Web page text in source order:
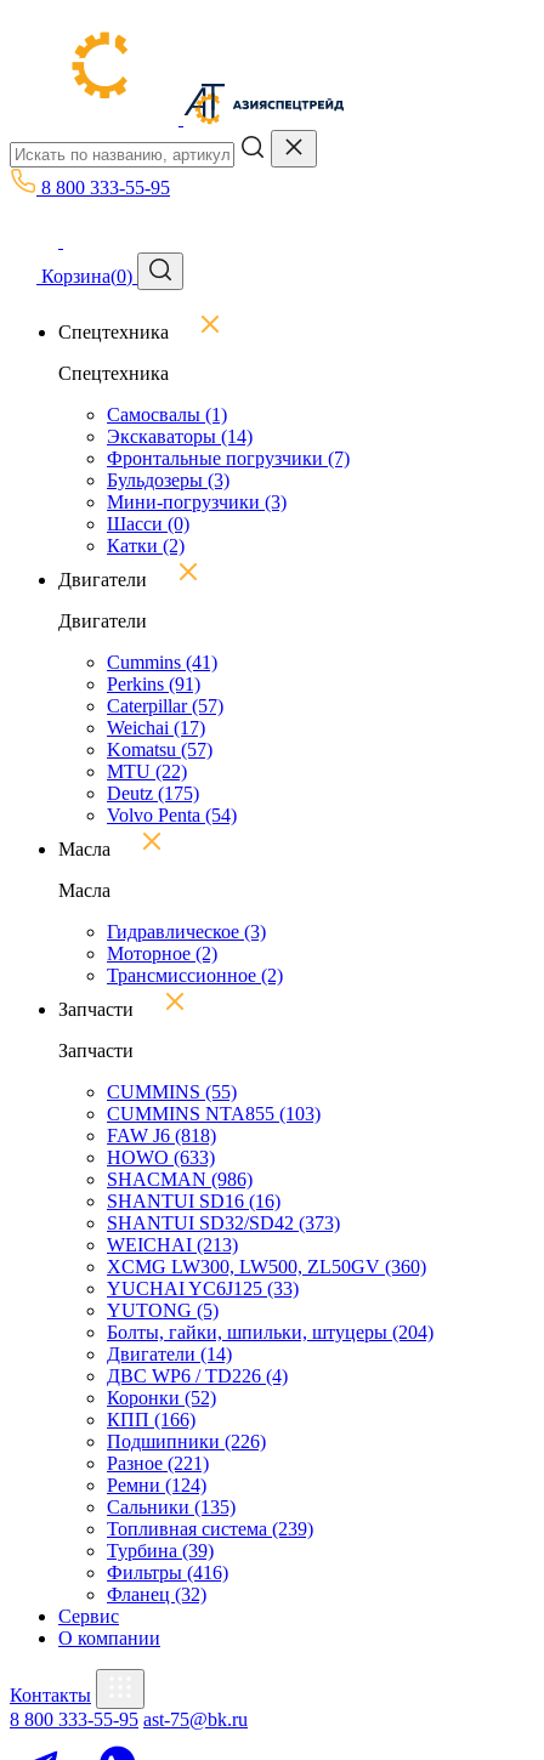
8 800 333-55-95
Корзина(0)
Спецтехника
Спецтехника
Самосвалы (1)
Экскаваторы (14)
Фронтальные погрузчики (7)
Бульдозеры (3)
Мини-погрузчики (3)
Шасси (0)
Катки (2)
Двигатели
Двигатели
Cummins (41)
Perkins (91)
Caterpillar(57)
Weichai (17)
Komatsu (57)
MTU (22)
Deutz (175)
Volvo Penta (54)
Масла
Масла
Гидравлическое (3)
Моторное (2)
Трансмиссионное (2)
Запчасти
Запчасти
CUMMINS (55)
CUMMINS NTA855 (103)
FAW J6 (818)
HOWO (633)
SHACMAN (986)
SHANTUI SD16 (16)
SHANTUI SD32/SD42 (373)
WEICHAI (213)
XCMG LW300, LW500, ZL50GV (360)
YUCHAI YC6J125 (33)
YUTONG (5)
Болты, гайки, шпильки, штуцеры (204)
Двигатели (14)
ДВС WP6 / TD226 (4)
Коронки (52)
КПП (166)
Подшипники (226)
Разное (221)
Ремни (124)
Сальники (135)
Топливная система (239)
Турбина (39)
Фильтры (416)
Фланец (32)
Сервис
О компании
Контакты
8 800 333-55-95 ast-75@bk.ru